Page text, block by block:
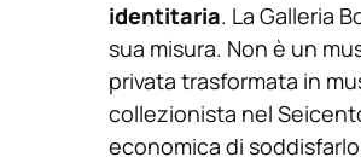
identitaria. La Galleria
sua misura. Non è un
privata trasformata in
collezionista nel
economica di